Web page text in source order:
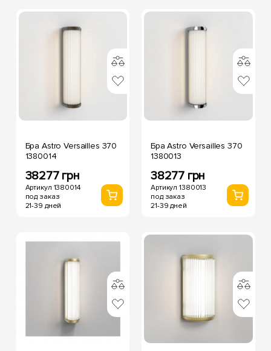
Бра Astro Versailles 370
1380014
38277 грн
Артикул 1380014
под заказ
21-39 дней
Бра Astro Versailles 370
1380013
38277 грн
Артикул 1380013
под заказ
21-39 дней